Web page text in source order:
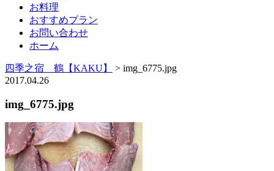
お料理
おすすめプラン
お問い合わせ
ホーム
四季之宿 鶴【KAKU】 > img_6775.jpg
2017.04.26
img_6775.jpg